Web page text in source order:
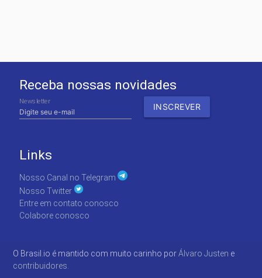
Receba nossas novidades
Newsletter
Links
Nosso Canal no Telegram
Nosso Twitter
Entre em contato conosco
Colabore conosco
O Brasil.io é mantido com muito carinho porÁlvaro Justen e
contribuidores.